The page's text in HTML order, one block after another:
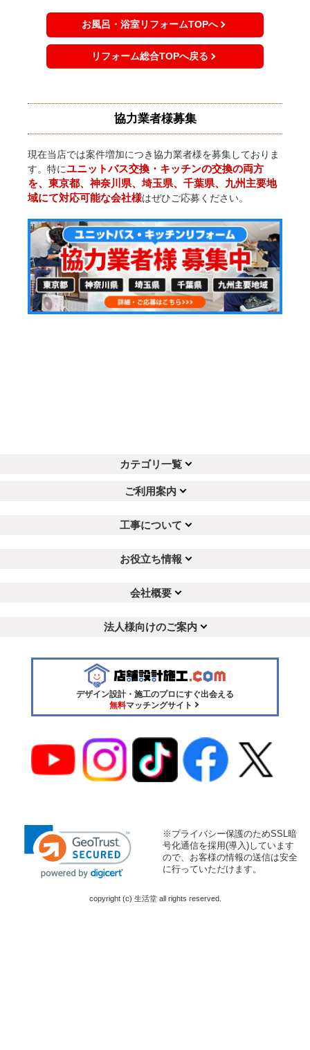
お風呂・浴室リフォームTOPへ
リフォーム総合TOPへ戻る
協力業者様募集
現在当店では案件増加につき協力業者様を募集しておりま
す。特にユニットバス交換・キッチンの交換の両方
を、東京都、神奈川県、埼玉県、千葉県、九州主要地
域にて対応可能な会社様はぜひご応募ください。
カテゴリ一覧
ご利用案内
工事について
お役立ち情報
会社概要
法人様向けのご案内
デザイン設計・施工のプロにすぐ出会える
無料マッチングサイト
※プライバシー保護のためSSL暗
号化通信を採用(導入)しています
ので、お客様の情報の送信は安全
に行っていただけます。
copyright (c) 生活堂 all rights reserved.